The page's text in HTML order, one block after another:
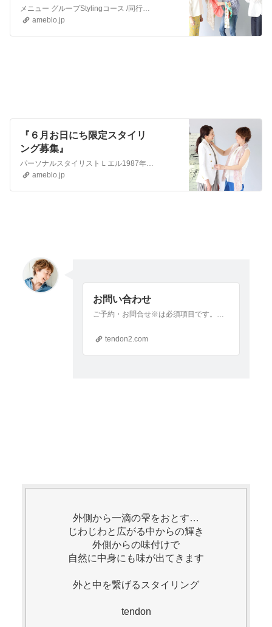
ameblo.jp
『６月お日にち限定スタイリ
ング募集』
ameblo.jp
お問い合わせ
ご予約・お問合せ※は必須項目です。※フォーム送信がうまくいかない方は 「lalala.333sf☆gmail.com」（☆は@にしてください。）までメールにてお申込み下さい。
tendon2.com
外側から一滴の雫をおとす…
じわじわと広がる中からの輝き
外側からの味付けで
自然に中身にも味が出てきます
外と中を繋げるスタイリング
tendon